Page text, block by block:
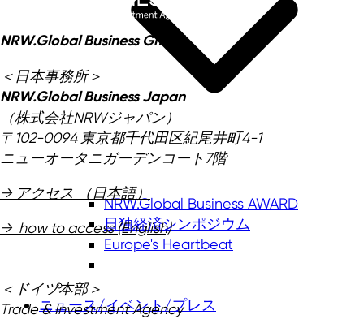
NRW.Global Business AWARD
日独経済シンポジウム
Europe's Heartbeat
ニュース/イベント/プレス
NRW.Global Business GmbH
＜日本事務所＞
NRW.Global Business Japan
（株式会社NRWジャパン）
〒102-0094 東京都千代田区紀尾井町4-1
ニューオータニガーデンコート7階
→ アクセス （日本語）
→ how to access (English)
＜ドイツ本部＞
Trade & Investment Agency